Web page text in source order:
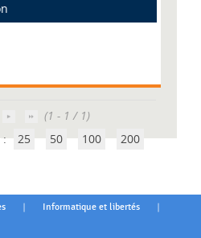
(1 - 1 / 1)
: 25 50 100 200
| Informatique et libertés |